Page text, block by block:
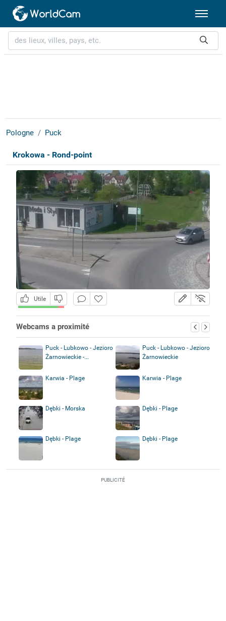
Pologne Puck
Krokowa - Rond-point
Utile
Webcams a proximité
Puck - Lubkowo - Jezioro
Żarnowieckie -...
Puck - Lubkowo - Jezioro
Żarnowieckie
Karwia - Plage Karwia - Plage
Dębki - Morska Dębki - Plage
Dębki - Plage Dębki - Plage
PUBLICITÉ